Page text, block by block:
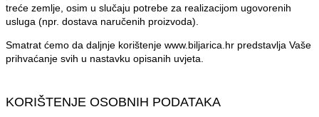
treće zemlje, osim u slučaju potrebe za realizacijom ugovorenih
usluga (npr. dostava naručenih proizvoda).
Smatrat ćemo da daljnje korištenje www.biljarica.hr predstavlja Vaše
prihvaćanje svih u nastavku opisanih uvjeta.
KORIŠTENJE OSOBNIH PODATAKA